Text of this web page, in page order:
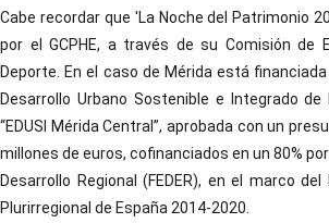
Cabe recordar que 'La Noche del Patrimonio
por el GCPHE, a través de su Comisión de
Deporte. En el caso de Mérida está
Desarrollo Urbano Sostenible e Integrado
“EDUSI Mérida Central”, aprobada con un
millones de euros, cofinanciados en un 80%
Desarrollo Regional (FEDER), en el marco
Plurirregional de España 2014-2020.